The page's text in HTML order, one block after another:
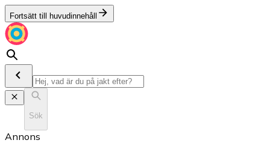
Fortsätt till huvudinnehåll
Sök
Annons